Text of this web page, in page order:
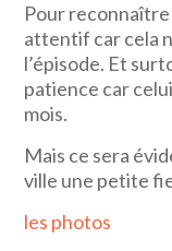
Pour
attentif car cela
l’épisode. Et
patience car
mois.
Mais ce sera
ville une petite
les photos